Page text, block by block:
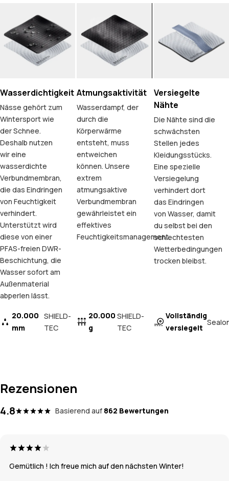
Wasserdichtigkeit
Nässe gehört zum
Wintersport wie
der Schnee.
Deshalb nutzen
wir eine
wasserdichte
Verbundmembran,
die das Eindringen
von Feuchtigkeit
verhindert.
Unterstützt wird
diese von einer
PFAS-freien DWR-
Beschichtung, die
Wasser sofort am
Außenmaterial
abperlen lässt.
20.000
mm
SHIELD-
TEC
Atmungsaktivität
Wasserdampf, der
durch die
Körperwärme
entsteht, muss
entweichen
können. Unsere
extrem
atmungsaktive
Verbundmembran
gewährleistet ein
effektives
Feuchtigkeitsmanagement.
20.000
g
SHIELD-
TEC
Versiegelte
Nähte
Die Nähte sind die
schwächsten
Stellen jedes
Kleidungsstücks.
Eine spezielle
Versiegelung
verhindert dort
das Eindringen
von Wasser, damit
du selbst bei den
schlechtesten
Wetterbedingungen
trocken bleibst.
Vollständig
versiegelt
Rezensionen
4.8 Basierend auf 862 Bewertungen
Gemütlich ! Ich freue mich auf den nächsten Winter!